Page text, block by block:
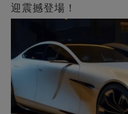
迎震撼登場！